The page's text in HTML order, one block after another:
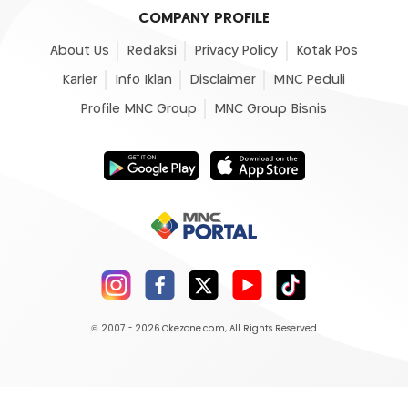
COMPANY PROFILE
About Us Redaksi Privacy Policy Kotak Pos
Karier Info Iklan Disclaimer MNC Peduli
Profile MNC Group MNC Group Bisnis
© 2007 - 2026 Okezone.com, All Rights Reserved